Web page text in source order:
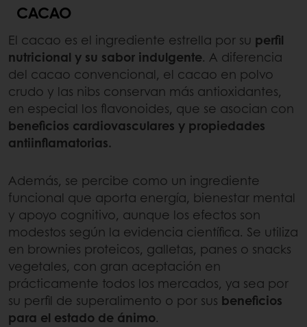
CACAO
El cacao es el ingrediente estrella por su perfil
nutricional y su sabor indulgente. A diferencia
del cacao convencional, el cacao en polvo
crudo y las nibs conservan más antioxidantes,
en especial los flavonoides, que se asocian con
beneficios cardiovasculares y propiedades
antiinflamatorias.
Además, se percibe como un ingrediente
funcional que aporta energía, bienestar mental
y apoyo cognitivo, aunque los efectos son
modestos según la evidencia científica. Se utiliza
en brownies proteicos, galletas, panes o snacks
vegetales, con gran aceptación en
prácticamente todos los mercados, ya sea por
su perfil de superalimento o por sus beneficios
para el estado de ánimo.